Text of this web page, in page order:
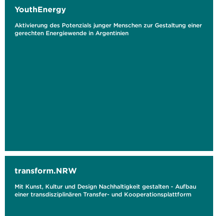
YouthEnergy
Aktivierung des Potenzials junger Menschen zur Gestaltung einer
gerechten Energiewende in Argentinien
transform.NRW
Mit Kunst, Kultur und Design Nachhaltigkeit gestalten - Aufbau
einer transdisziplinären Transfer- und Kooperationsplattform